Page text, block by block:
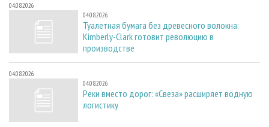
04.08.2026
04.08.2026
Туалетная бумага без древесного волокна:
Kimberly-Clark готовит революцию в
производстве
04.08.2026
04.08.2026
Реки вместо дорог: «Свеза» расширяет водную
логистику